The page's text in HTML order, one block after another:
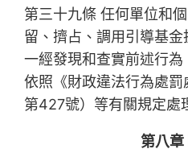
第三十九條 任何單位和
留、擠占、調用引導基金
一經發現和查實前述行為
依照《財政違法行為處
第427號）等有關規定處
第八章